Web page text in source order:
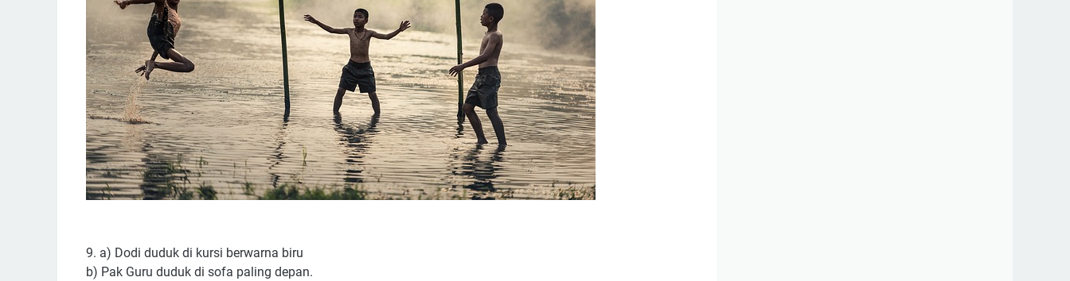
9. a) Dodi duduk di kursi berwarna biru
b) Pak Guru duduk di sofa paling depan.